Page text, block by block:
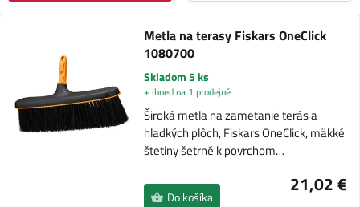
Metla na terasy Fiskars OneClick
1080700
Skladom 5 ks
+ ihned na 1 prodejně
Široká metla na zametanie terás a
hladkých plôch, Fiskars OneClick, mäkké
štetiny šetrné k povrchom…
21,02 €
Do košíka